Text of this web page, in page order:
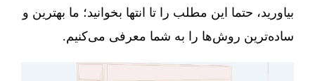
بیاورید، حتما این مطلب را تا انتها بخوانید؛ ما بهترین و
ساده‌ترین روش‌ها را به شما معرفی می‌کنیم.